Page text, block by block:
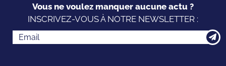
Vous ne voulez manquer aucune actu ?
INSCRIVEZ-VOUS À NOTRE NEWSLETTER :